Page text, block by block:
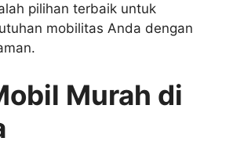
pilihan terbaik untuk
mobilitas Anda dengan
Murah di